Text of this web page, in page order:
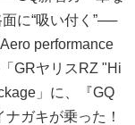
に“吸い付く”──
performance
GRヤリスRZ "Hi
」に、『GQ
ガキが乗った！